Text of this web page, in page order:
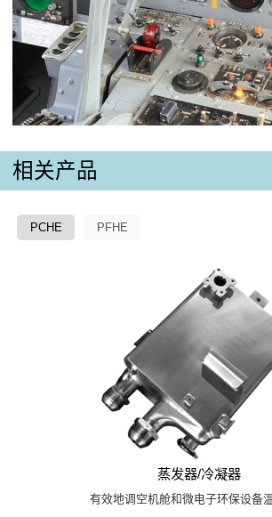
相关产品
PCHE PFHE
蒸发器/冷凝器
有效地调空机舱和微电子环保设备温